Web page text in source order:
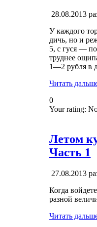
28.08.2013
У каждого
дичь, но и
5, с гуся —
труднее
1—2 рубля в
Читать
0
Your rating:
Летом
Часть 1
27.08.2013
Когда
разной
Читать